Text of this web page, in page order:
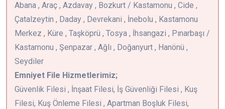
Abana , Araç , Azdavay , Bozkurt / Kastamonu , Cide ,
Çatalzeytin , Daday , Devrekani , İnebolu , Kastamonu
Merkez , Küre , Taşköprü , Tosya , İhsangazi , Pınarbaşı /
Kastamonu , Şenpazar , Ağlı , Doğanyurt , Hanönü ,
Seydiler
Emniyet File Hizmetlerimiz;
Güvenlik Filesi , İnşaat Filesi, İş Güvenliği Filesi , Kuş
Filesi, Kuş Önleme Filesi , Apartman Boşluk Filesi,